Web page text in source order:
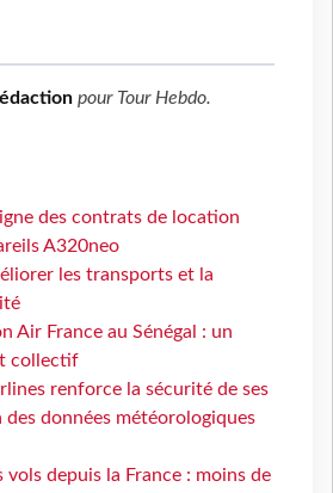
pour Tour Hebdo.
des contrats de location
A320neo
les transports et la
Air France au Sénégal : un
collectif
renforce la sécurité de ses
des données météorologiques
vols depuis la France : moins de